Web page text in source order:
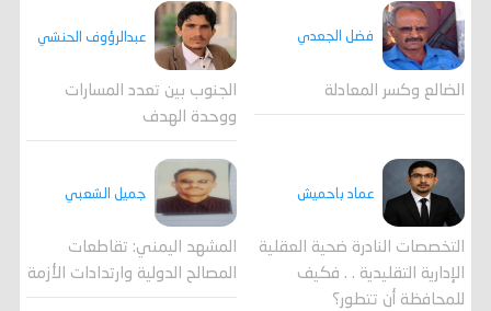
فضل الجعدي
الضالع وكسر المعادلة
عبدالرؤوف الحنشي
الجنوب بين تعدد المسارات
ووحدة الهدف
عماد باحميش
التخصصات النادرة ضحية العقلية
الإدارية التقليدية . . فكيف
للمحافظة أن تتطور؟
جميل الشعبي
المشهد اليمني: تقاطعات
المصالح الدولية وارتدادات الأزمة